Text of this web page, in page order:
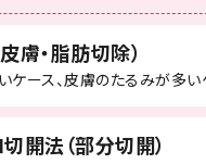
膚・脂肪切除）
ケース、皮膚のたるみが多
開法（部分切開）